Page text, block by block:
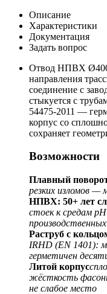
Описание
Характеристики
Документация
Задать вопрос
Отвод НПВХ Ø400
направления
соединение с
стыкуется с
54475-2011 —
корпус со
сохраняет
Возможности
Плавный
резких изломов —
НПВХ: 50+ лет
стоек к средам
производственных
Раструб с
IRHD (EN 1401):
герметичен
Литой корпус
жёсткость
не слабое место